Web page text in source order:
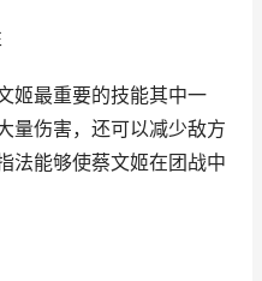
姬最重要的技能其中一
量伤害，还可以减少敌方
法能够使蔡文姬在团战中